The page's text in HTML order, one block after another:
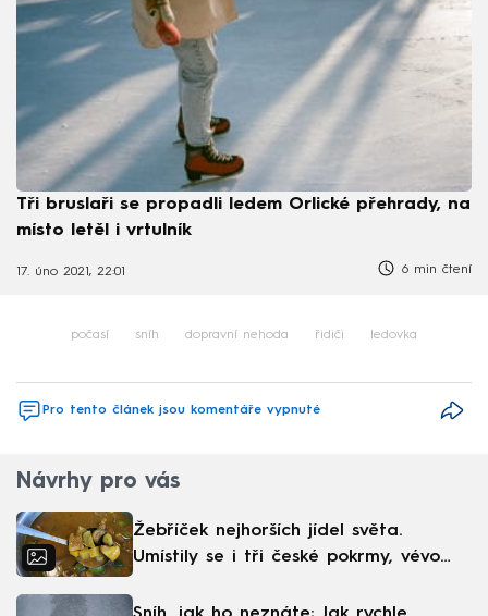
Tři bruslaři se propadli ledem Orlické přehrady, na
místo letěl i vrtulník
17. úno 2021, 22:01 6 min čtení
počasí sníh dopravní nehoda řidiči ledovka
Pro tento článek jsou komentáře vypnuté
Návrhy pro vás
Žebříček nejhorších jídel světa.
Umístily se i tři české pokrmy, vévodí